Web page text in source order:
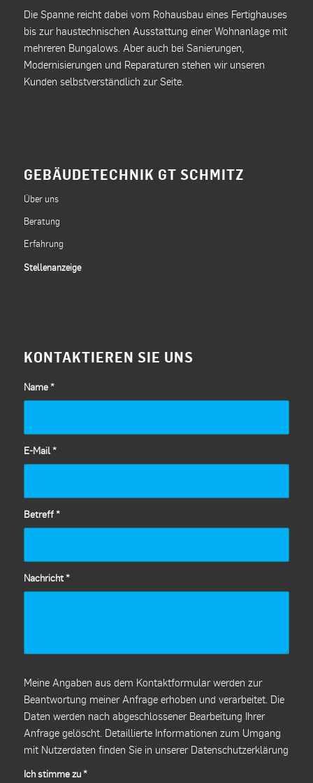
Die Spanne reicht dabei vom Rohausbau eines Fertighauses
bis zur haustechnischen Ausstattung einer Wohnanlage mit
mehreren Bungalows. Aber auch bei Sanierungen,
Modernisierungen und Reparaturen stehen wir unseren
Kunden selbstverständlich zur Seite.
GEBÄUDETECHNIK GT SCHMITZ
Über uns
Beratung
Erfahrung
Stellenanzeige
KONTAKTIEREN SIE UNS
Name*
E-Mail*
Betreff*
Nachricht*
Meine Angaben aus dem Kontaktformular werden zur
Beantwortung meiner Anfrage erhoben und verarbeitet. Die
Daten werden nach abgeschlossener Bearbeitung Ihrer
Anfrage gelöscht. Detaillierte Informationen zum Umgang
mit Nutzerdaten finden Sie in unserer Datenschutzerklärung
Ich stimme zu*